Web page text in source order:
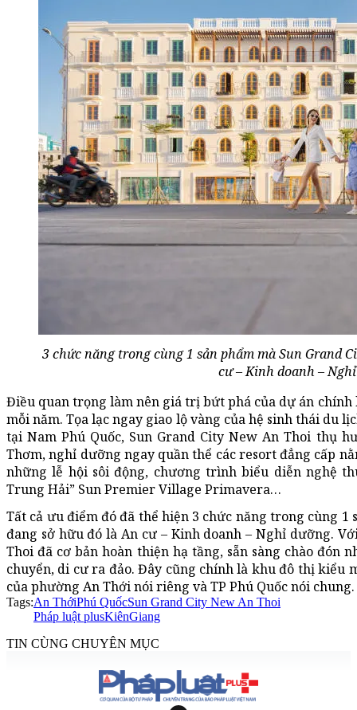
3 chức năng trong cùng 1 sản phẩm mà Sun Grand
cư – Kinh doanh –
Điều quan trọng làm nên giá trị bứt phá của dự án
mỗi năm. Tọa lạc ngay giao lộ vàng của hệ sinh thái du
tại Nam Phú Quốc, Sun Grand City New An Thoi thụ
Thơm, nghỉ dưỡng ngay quần thể các resort đẳng cấp
những lễ hội sôi động, chương trình biểu diễn nghệ
Trung Hải” Sun Premier Village Primavera…
Tất cả ưu điểm đó đã thể hiện 3 chức năng trong cùng 1
đang sở hữu đó là An cư – Kinh doanh – Nghỉ dưỡng.
Thoi đã cơ bản hoàn thiện hạ tầng, sẵn sàng chào đón
chuyển, di cư ra đảo. Đây cũng chính là khu đô thị
của phường An Thới nói riêng và TP Phú Quốc nói chung.
Tags:An ThớiPhú QuốcSun Grand City New An Thoi
Pháp luật plusKiênGiang
TIN CÙNG CHUYÊN MỤC